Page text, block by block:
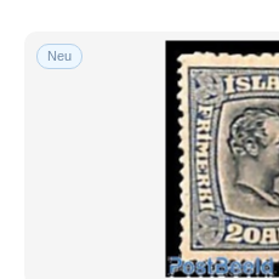
Neu